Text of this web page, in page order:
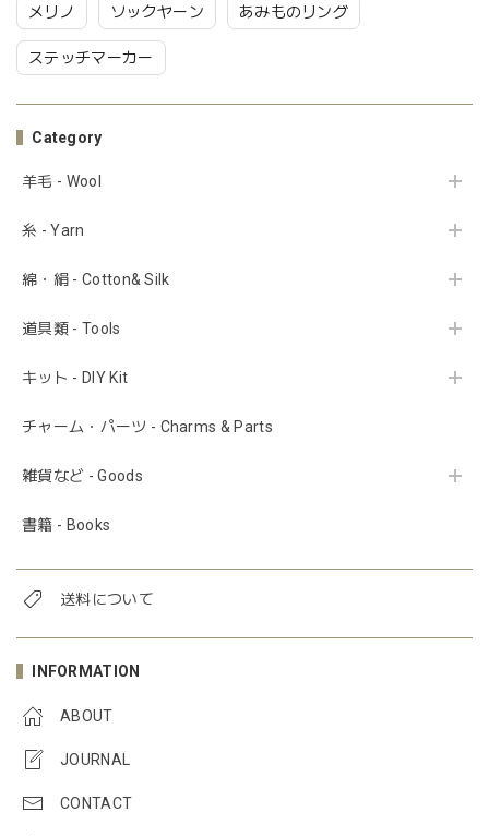
メリノ ソックヤーン あみものリング
ステッチマーカー
Category
羊毛 - Wool
糸 - Yarn
綿・絹 - Cotton& Silk
道具類 - Tools
キット - DIY Kit
チャーム・パーツ - Charms & Parts
雑貨など - Goods
書籍 - Books
送料について
INFORMATION
ABOUT
JOURNAL
CONTACT